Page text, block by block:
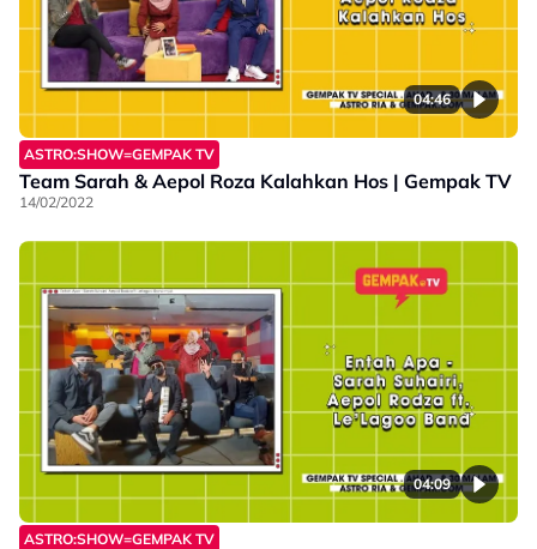
04:46
ASTRO:SHOW=GEMPAK TV
Team Sarah & Aepol Roza Kalahkan Hos | Gempak TV
14/02/2022
04:09
ASTRO:SHOW=GEMPAK TV